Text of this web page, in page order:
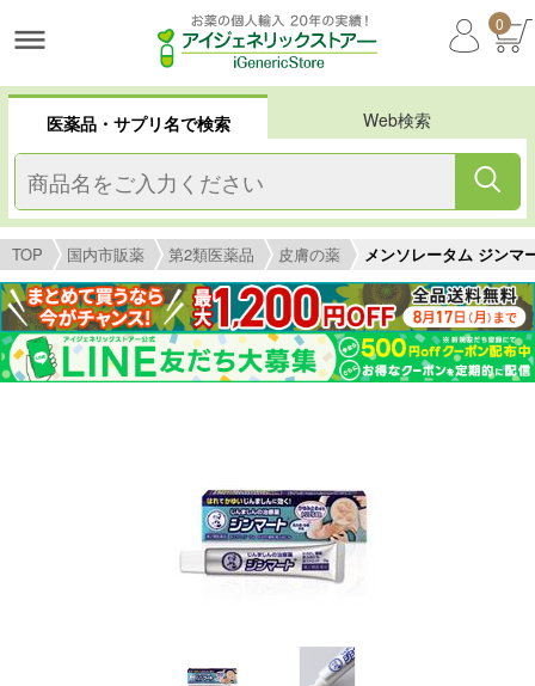
0
医薬品・サプリ名で検索 Web検索
TOP 国内市販薬 第2類医薬品 皮膚の薬 メンソレータム ジンマ